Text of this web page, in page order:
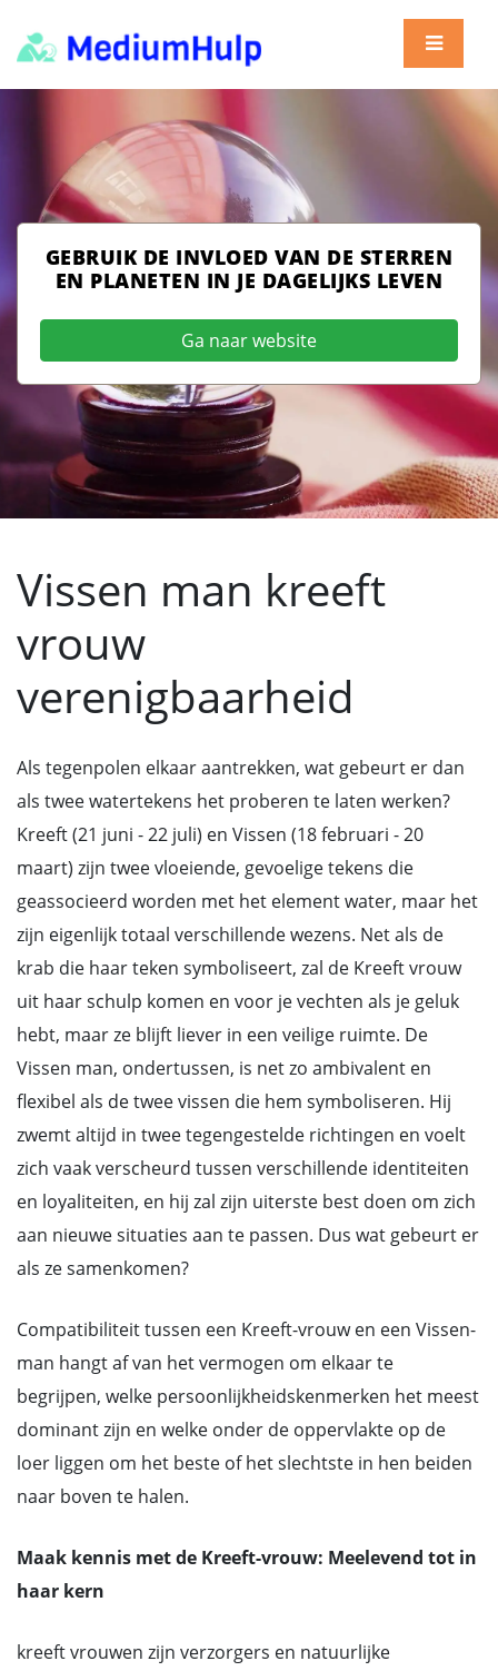
GEBRUIK DE INVLOED VAN DE STERREN
EN PLANETEN IN JE DAGELIJKS LEVEN
Ga naar website
Vissen man kreeft
vrouw
verenigbaarheid
Als tegenpolen elkaar aantrekken, wat gebeurt er dan
als twee watertekens het proberen te laten werken?
Kreeft (21 juni - 22 juli) en Vissen (18 februari - 20
maart) zijn twee vloeiende, gevoelige tekens die
geassocieerd worden met het element water, maar het
zijn eigenlijk totaal verschillende wezens. Net als de
krab die haar teken symboliseert, zal de Kreeft vrouw
uit haar schulp komen en voor je vechten als je geluk
hebt, maar ze blijft liever in een veilige ruimte. De
Vissen man, ondertussen, is net zo ambivalent en
flexibel als de twee vissen die hem symboliseren. Hij
zwemt altijd in twee tegengestelde richtingen en voelt
zich vaak verscheurd tussen verschillende identiteiten
en loyaliteiten, en hij zal zijn uiterste best doen om zich
aan nieuwe situaties aan te passen. Dus wat gebeurt er
als ze samenkomen?
Compatibiliteit tussen een Kreeft-vrouw en een Vissen-
man hangt af van het vermogen om elkaar te
begrijpen, welke persoonlijkheidskenmerken het meest
dominant zijn en welke onder de oppervlakte op de
loer liggen om het beste of het slechtste in hen beiden
naar boven te halen.
Maak kennis met de Kreeft-vrouw: Meelevend tot in
haar kern
kreeft vrouwen zijn verzorgers en natuurlijke